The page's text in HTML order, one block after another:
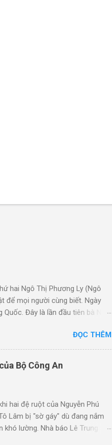
hai Ngô Thị Phương Ly (Ngô
để mọi người cùng biết. Ngày
Đây là lần đầu tiên bà Ngô
là Nguyễn Thị Kim Loan, sinh
nữ nhà báo, hiện nay làm
người phát triển chương trình
đều là con gái, trong đó Tô
ĐỌC THÊM
Bộ Công An
hai đệ ruột của Nguyễn Phú
Lâm bị "sờ gáy" dù đang nắm
lường. Nhà báo Lê Trung